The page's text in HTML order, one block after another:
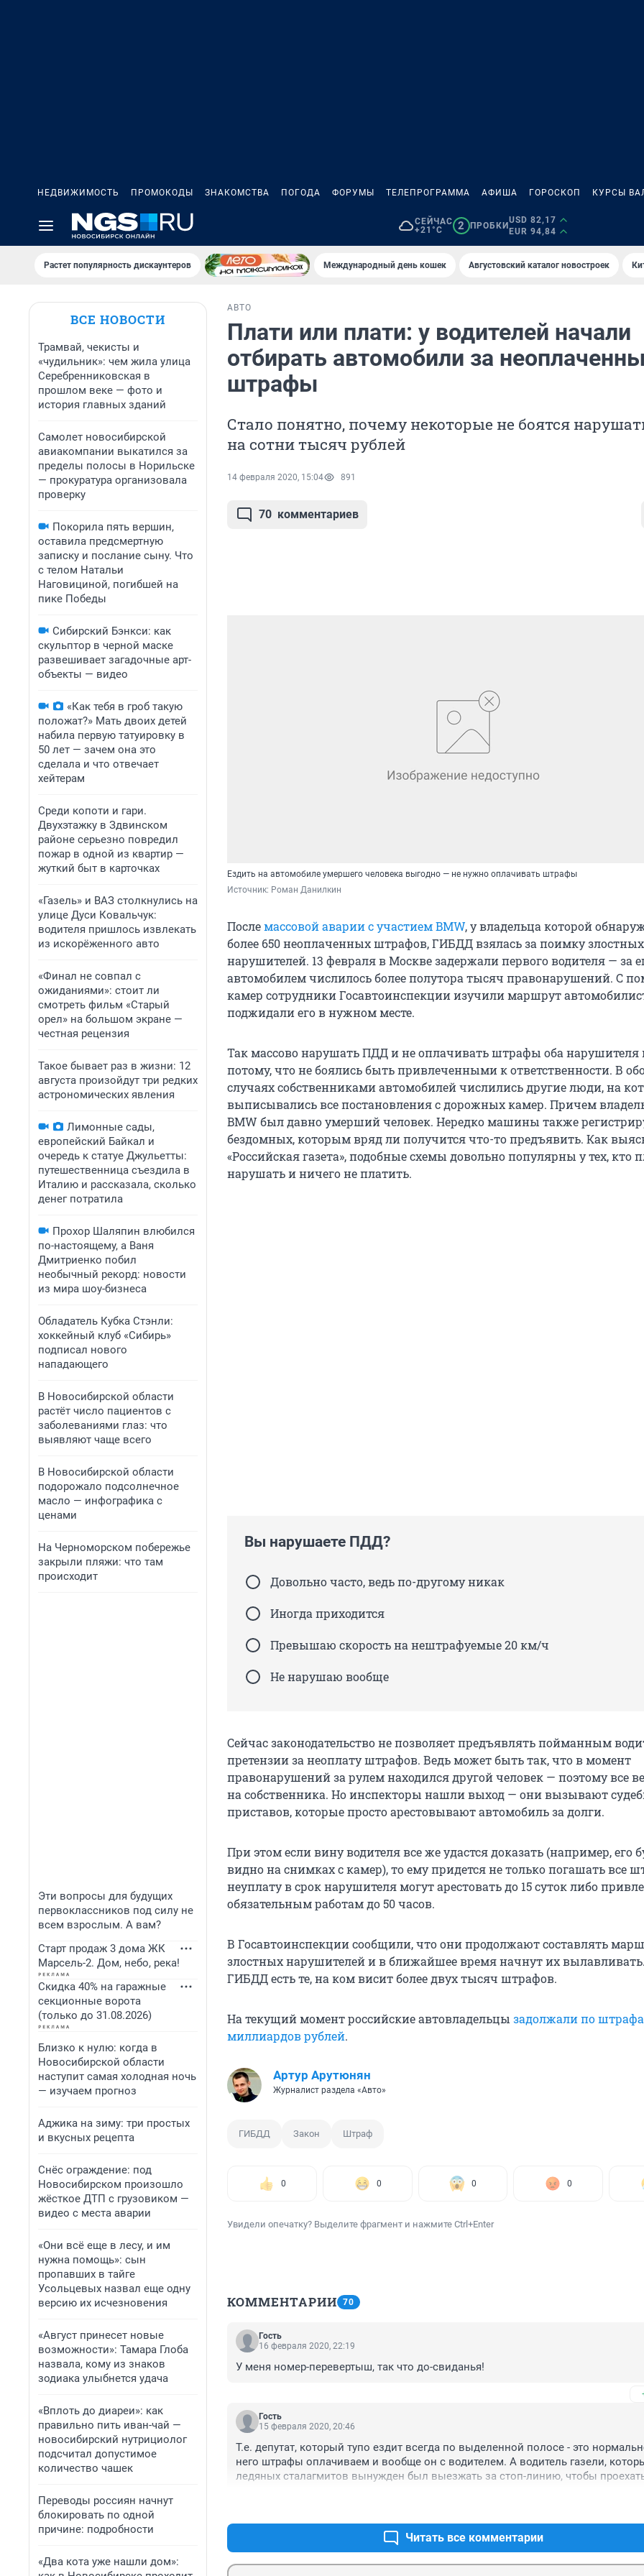
НЕДВИЖИМОСТЬ ПРОМОКОДЫ ЗНАКОМСТВА ПОГОДА ФОРУМЫ ТЕЛЕПРОГРАММА АФИША ГОРОСКОП КУРСЫ
СЕЙЧАС
+21°C
2 ПРОБКИ
USD 82,17
EUR 94,84
Растет популярность дискаунтеров Международный день кошек Августовский каталог новостроек
ВСЕ НОВОСТИ
Трамвай, чекисты и
«чудильник»: чем жила улица
Серебренниковская в
прошлом веке — фото и
история главных зданий
Самолет новосибирской
авиакомпании выкатился за
пределы полосы в Норильске
— прокуратура организовала
проверку
Покорила пять вершин,
оставила предсмертную
записку и послание сыну. Что
с телом Натальи
Наговициной, погибшей на
пике Победы
Сибирский Бэнкси: как
скульптор в черной маске
развешивает загадочные арт-
объекты — видео
«Как тебя в гроб такую
положат?» Мать двоих детей
набила первую татуировку в
50 лет — зачем она это
сделала и что отвечает
хейтерам
Среди копоти и гари.
Двухэтажку в Здвинском
районе серьезно повредил
пожар в одной из квартир —
жуткий быт в карточках
«Газель» и ВАЗ столкнулись на
улице Дуси Ковальчук:
водителя пришлось извлекать
из искорёженного авто
«Финал не совпал с
ожиданиями»: стоит ли
смотреть фильм «Старый
орел» на большом экране —
честная рецензия
Такое бывает раз в жизни: 12
августа произойдут три редких
астрономических явления
Лимонные сады,
европейский Байкал и
очередь к статуе Джульетты:
путешественница съездила в
Италию и рассказала, сколько
денег потратила
Прохор Шаляпин влюбился
по-настоящему, а Ваня
Дмитриенко побил
необычный рекорд: новости
из мира шоу-бизнеса
Обладатель Кубка Стэнли:
хоккейный клуб «Сибирь»
подписал нового
нападающего
В Новосибирской области
растёт число пациентов с
заболеваниями глаз: что
выявляют чаще всего
В Новосибирской области
подорожало подсолнечное
масло — инфографика с
ценами
На Черноморском побережье
закрыли пляжи: что там
происходит
Эти вопросы для будущих
первоклассников под силу не
всем взрослым. А вам?
Старт продаж 3 дома ЖК
Марсель-2. Дом, небо, река!
Скидка 40% на гаражные
секционные ворота
(только до 31.08.2026)
Близко к нулю: когда в
Новосибирской области
наступит самая холодная ночь
— изучаем прогноз
Аджика на зиму: три простых
и вкусных рецепта
Снёс ограждение: под
Новосибирском произошло
жёсткое ДТП с грузовиком —
видео с места аварии
«Они всё еще в лесу, и им
нужна помощь»: сын
пропавших в тайге
Усольцевых назвал еще одну
версию их исчезновения
«Август принесет новые
возможности»: Тамара Глоба
назвала, кому из знаков
зодиака улыбнется удача
«Вплоть до диареи»: как
правильно пить иван-чай —
новосибирский нутрициолог
подсчитал допустимое
количество чашек
Переводы россиян начнут
блокировать по одной
причине: подробности
«Два кота уже нашли дом»:
АВТО
Плати или плати: у водителей начали
отбирать автомобили за
штрафы
Стало понятно, почему некоторые не боятся
на сотни тысяч рублей
14 февраля 2020, 15:04 891
70 комментариев
Ездить на автомобиле умершего человека выгодно — не нужно оплачивать штрафы
Источник: Роман Данилкин
Послемассовой аварии с участием BMW, у владельца которой
более 650 неоплаченных штрафов, ГИБДД взялась за поимку злостных
нарушителей. 13 февраля в Москве задержали первого водителя — за
автомобилем числилось более полутора тысяч правонарушений. С
камер сотрудники Госавтоинспекции изучили маршрут
поджидали его в нужном месте.
Так массово нарушать ПДД и не оплачивать штрафы оба нарушителя
потому, что не боялись быть привлеченными к ответственности. В
случаях собственниками автомобилей числились другие люди, на
выписывались все постановления с дорожных камер. Причем
BMW был давно умерший человек. Нередко машины также
бездомных, которым вряд ли получится что-то предъявить. Как
«Российская газета», подобные схемы довольно популярны у тех, кто
нарушать и ничего не платить.
Вы нарушаете ПДД?
Довольно часто, ведь по-другому никак
Иногда приходится
Превышаю скорость на нештрафуемые 20 км/ч
Не нарушаю вообще
Сейчас законодательство не позволяет предъявлять пойманным
претензии за неоплату штрафов. Ведь может быть так, что в момент
правонарушений за рулем находился другой человек — поэтому все
на собственника. Но инспекторы нашли выход — они вызывают
приставов, которые просто арестовывают автомобиль за долги.
При этом если вину водителя все же удастся доказать (например, его
видно на снимках с камер), то ему придется не только погашать все
неуплату в срок нарушителя могут арестовать до 15 суток либо
обязательным работам до 50 часов.
В Госавтоинспекции сообщили, что они продолжают составлять
злостных нарушителей и в ближайшее время начнут их
ГИБДД есть те, на ком висит более двух тысяч штрафов.
На текущий момент российские автовладельцы задолжали по
миллиардов рублей.
Артур Арутюнян
Журналист раздела «Авто»
ГИБДД Закон Штраф
0 0 0 0
Увидели опечатку? Выделите фрагмент и нажмите Ctrl+Enter
КОММЕНТАРИИ 70
Гость
16 февраля 2020, 22:19
У меня номер-перевертыш, так что до-свиданья!
Гость
15 февраля 2020, 20:46
Т.е. депутат, который тупо ездит всегда по выделенной полосе - это
него штрафы оплачиваем и вообще он с водителем. А водитель газели,
ледяных сталагмитов вынужден был выезжать за стоп-линию, чтобы
потихоньку подъезжать к перекрёстку через трамвайные пути и яму (это всё
стоп-линии)... иначе или подвеску убьёшь или не успеешь за короткий зелёный
преодолеть. А через 3 недели узнал, что ему новая камера каждый день по
Читать все комментарии